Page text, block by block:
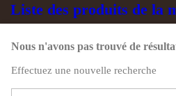
Liste des produits de la
Nous n'avons pas trouvé de
Effectuez une nouvelle recherche